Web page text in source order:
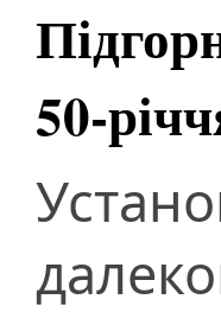
50-